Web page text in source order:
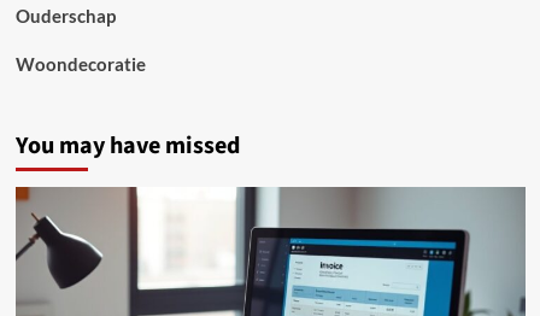
Ouderschap
Woondecoratie
You may have missed